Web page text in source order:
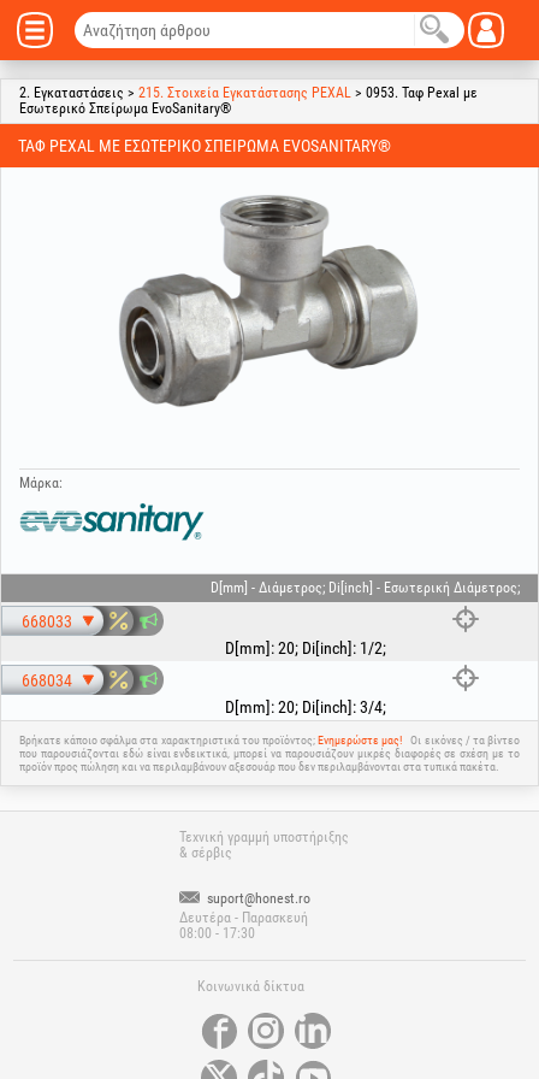
2. Εγκαταστάσεις > 215. Στοιχεία Εγκατάστασης PEXAL > 0953. Ταφ Pexal με
Εσωτερικό Σπείρωμα EvoSanitary®
ΤΑΦ PEXAL ΜΕ ΕΣΩΤΕΡΙΚΌ ΣΠΕΊΡΩΜΑ EVOSANITARY®
Μάρκα:
D[mm] - Διάμετρος; Di[inch] - Εσωτερική Διάμετρος;
668033
D[mm]:20; Di[inch]: 1/2;
668034
D[mm]:20; Di[inch]:3/4;
Βρήκατε κάποιο σφάλμα στα χαρακτηριστικά του προϊόντος;Ενημερώστε μας!
Οι εικόνες / τα βίντεο
που παρουσιάζονται εδώ είναι ενδεικτικά, μπορεί να παρουσιάζουν μικρές διαφορές σε σχέση με το
προϊόν προς πώληση και να περιλαμβάνουν αξεσουάρ που δεν περιλαμβάνονται στα τυπικά πακέτα.
Τεχνική γραμμή υποστήριξης
& σέρβις
suport@honest.ro
Δευτέρα - Παρασκευή
08:00 - 17:30
Κοινωνικά δίκτυα